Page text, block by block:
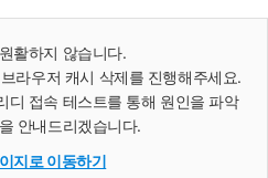
활하지 않습니다.
라우저 캐시 삭제를 진행해주세요.
디 접속 테스트를 통해 원인을 파악
안내드리겠습니다.
지로 이동하기